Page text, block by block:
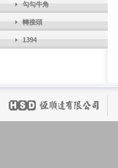
勾勾牛角
轉接頭
1394